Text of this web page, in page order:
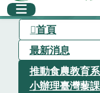
首頁
最新消息
推動食農教育
小辦理臺灣藜